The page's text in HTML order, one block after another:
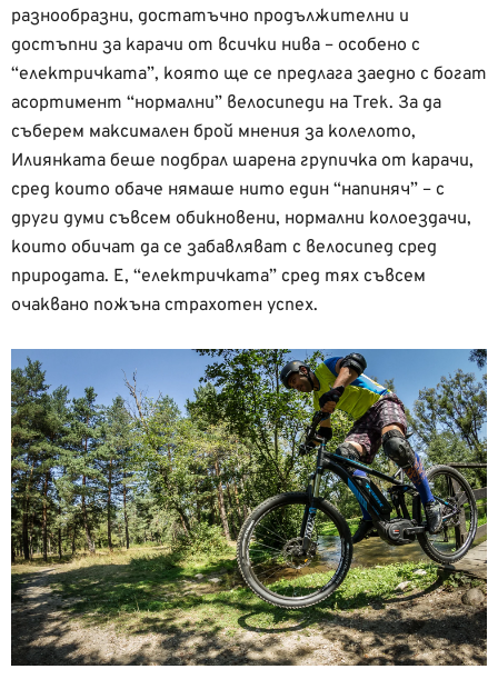
разнообразни, достатъчно продължителни и
достъпни за карачи от всички нива – особено с
“електричката”, която ще се предлага заедно с богат
асортимент “нормални” велосипеди на Trek. За да
съберем максимален брой мнения за колелото,
Илиянката беше подбрал шарена групичка от карачи,
сред които обаче нямаше нито един “напиняч” – с
други думи съвсем обикновени, нормални колоездачи,
които обичат да се забавляват с велосипед сред
природата. Е, “електричката” сред тях съвсем
очаквано пожъна страхотен успех.